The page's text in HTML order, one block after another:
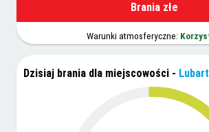
Brania złe
Warunki atmosferyczne:
Dzisiaj brania dla miejscowości -